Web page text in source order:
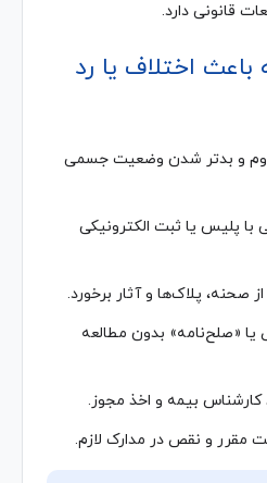
قانونی دارد.
باعث اختلاف یا رد
و بدتر شدن وضعیت جسمی
پلیس یا ثبت الکترونیکی
پلاک‌ها و آثار برخورد.
«صلح‌نامه» بدون مطالعه
کارشناس بیمه و اخذ مجوز.
مقرر و نقص در مدارک لازم.